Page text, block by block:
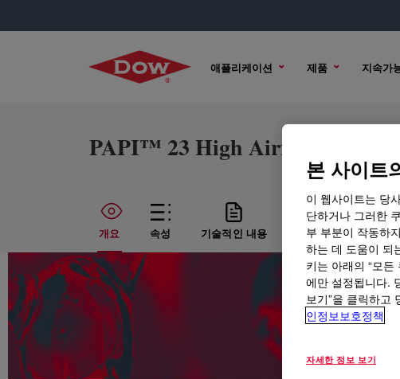
애플리케이션 제품 지속가
PAPI™ 23 High Airflow
개요 속성 기술적인 내용 샘플 옵션 구매
본 사이트
이 웹사이트는 당
단하거나 그러한
부 부분이 작동하
하는 데 도움이 되
키는 아래의 “모
에만 설정됩니다.
보기”을 클릭하고
인정보보호정책
자세한 정보 보기